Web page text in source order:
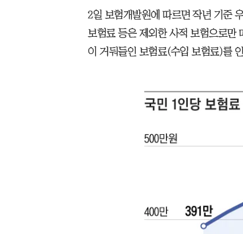
2일 보험개발원에 따르면 작년 기준
보험료 등은 제외한 사적 보험으로만
이 거둬들인 보험료(수입 보험료)를